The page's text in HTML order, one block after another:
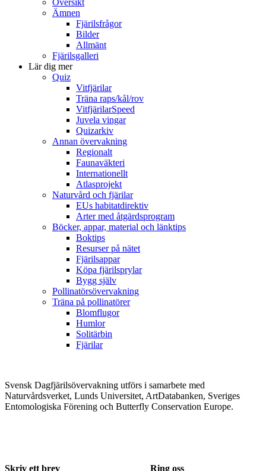
Ämnen
Fjärilsfrågor
Bilder
Allmänt
Fjärilsgalleri
Lär dig mer
Quiz
Vitfjärilar
Träna raps/kål/rov
VitfjärilarSpeed
Juvela vingar
Quizarkiv
Annan övervakning
Regionalt
Faunaväkteri
Internationellt
Atlasprojekt
Naturvård och fjärilar
EUs habitatdirektiv
Arter med åtgärdsprogram
Böcker, appar, material och länktips
Boktips
Resurser på nätet
Fjärilsappar
Köpa fjärilsprylar
Bygg själv
Pollinatörsövervakning
Träna på pollinatörer
Blomflugor
Humlor
Solitärbin
Fjärilar
Svensk Dagfjärilsövervakning utförs i samarbete med
Naturvårdsverket, Lunds Universitet, ArtDatabanken, Sveriges
Entomologiska Förening och Butterfly Conservation Europe.
Skriv ett brev Ring oss